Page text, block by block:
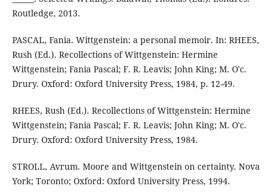
Routledge, 2013.
PASCAL, Fania. Wittgenstein: a personal memoir. In: RHEES,
Rush (Ed.). Recollections of Wittgenstein: Hermine
Wittgenstein; Fania Pascal; F. R. Leavis; John King; M. O'c.
Drury. Oxford: Oxford University Press, 1984, p. 12-49.
RHEES, Rush (Ed.). Recollections of Wittgenstein: Hermine
Wittgenstein; Fania Pascal; F. R. Leavis; John King; M. O'c.
Drury. Oxford: Oxford University Press, 1984.
STROLL, Avrum. Moore and Wittgenstein on certainty. Nova
York; Toronto; Oxford: Oxford University Press, 1994.